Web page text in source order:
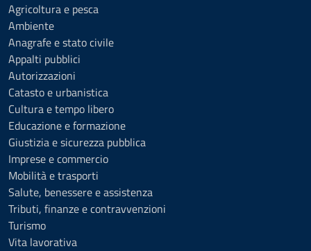
Agricoltura e pesca
Ambiente
Anagrafe e stato civile
Appalti pubblici
Autorizzazioni
Catasto e urbanistica
Cultura e tempo libero
Educazione e formazione
Giustizia e sicurezza pubblica
Imprese e commercio
Mobilità e trasporti
Salute, benessere e assistenza
Tributi, finanze e contravvenzioni
Turismo
Vita lavorativa